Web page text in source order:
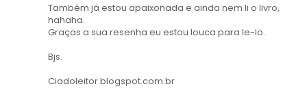
Também já estou apaixonada e ainda nem li o livro,
hahaha.
Graças a sua resenha eu estou louca para le-lo.
Bjs.
Ciadoleitor.blogspot.com.br